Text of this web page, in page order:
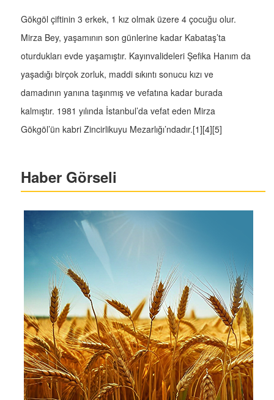
Gökgöl çiftinin 3 erkek, 1 kız olmak üzere 4 çocuğu olur.
Mirza Bey, yaşamının son günlerine kadar Kabataş’ta
oturdukları evde yaşamıştır. Kayınvalideleri Şefika Hanım da
yaşadığı birçok zorluk, maddi sıkıntı sonucu kızı ve
damadının yanına taşınmış ve vefatına kadar burada
kalmıştır. 1981 yılında İstanbul’da vefat eden Mirza
Gökgöl’ün kabri Zincirlikuyu Mezarlığı’ndadır.[1][4][5]
Haber Görseli